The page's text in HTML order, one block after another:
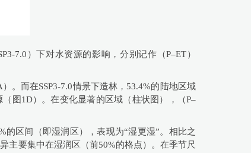
7.0）下对水资源的影响，分别记作（P–ET）
。而在SSP3-7.0情景下造林，53.4%的陆地区域
图1D）。在变化显著的区域（柱状图），（P–
的区间（即湿润区），表现为“湿更湿”。相比之
主要集中在湿润区（前50%的格点）。在季节尺